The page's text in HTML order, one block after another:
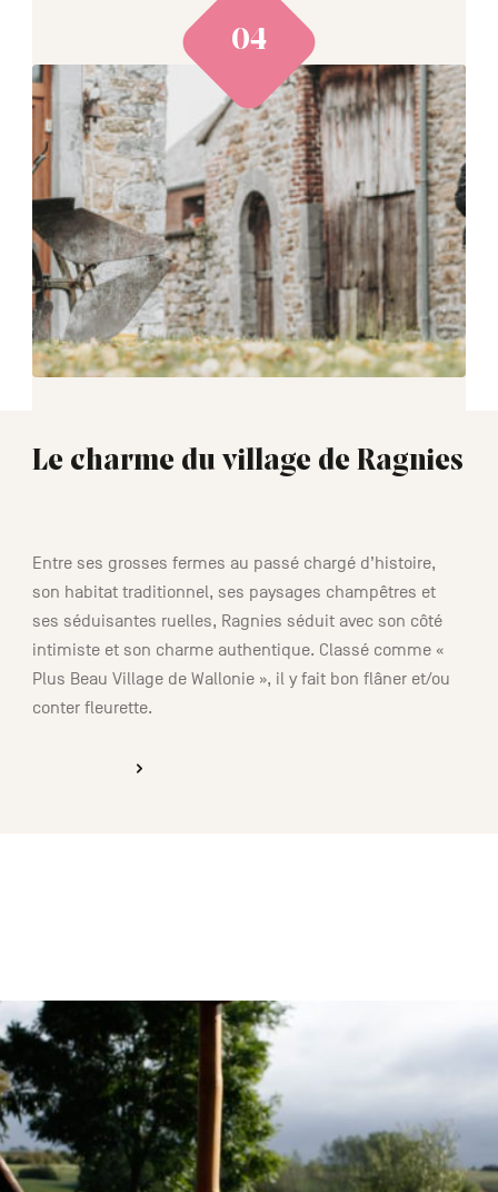
Le charme du village de Ragnies
Entre ses grosses fermes au passé chargé d’histoire,
son habitat traditionnel, ses paysages champêtres et
ses séduisantes ruelles, Ragnies séduit avec son côté
intimiste et son charme authentique. Classé comme «
Plus Beau Village de Wallonie », il y fait bon flâner et/ou
conter fleurette.